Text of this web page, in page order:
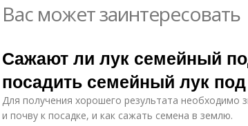
Вас может заинтересовать
Сажают ли лук семейный
посадить семейный лук
Для получения хорошего результата необходимо
и почву к посадке, и как сажать семена в землю.